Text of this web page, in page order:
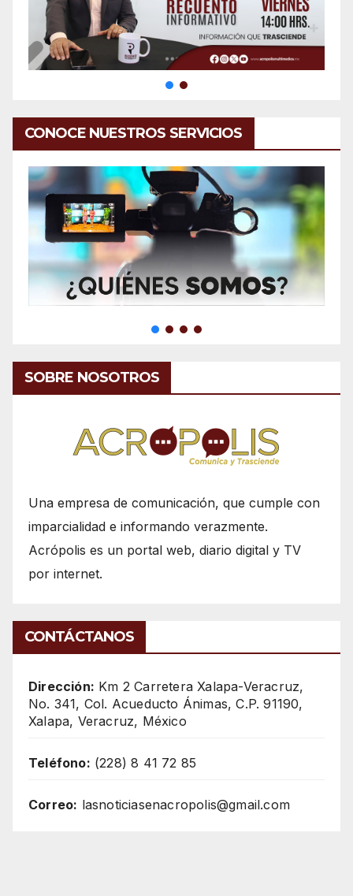
CONOCE NUESTROS SERVICIOS
SOBRE NOSOTROS
Una empresa de comunicación, que cumple con
imparcialidad e informando verazmente.
Acrópolis es un portal web, diario digital y TV
por internet.
CONTÁCTANOS
Dirección: Km 2 Carretera Xalapa-Veracruz,
No. 341, Col. Acueducto Ánimas, C.P. 91190,
Xalapa, Veracruz, México
Teléfono: (228) 8 41 72 85
Correo: lasnoticiasenacropolis@gmail.com